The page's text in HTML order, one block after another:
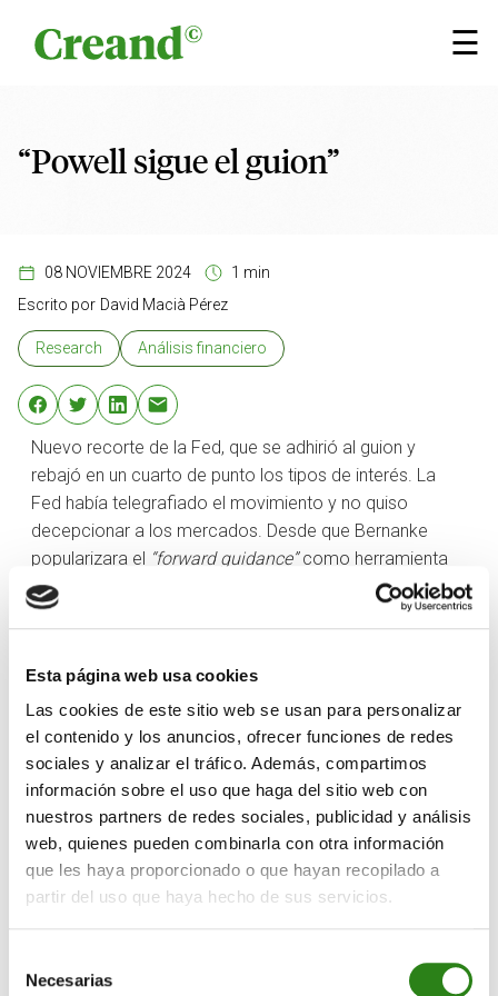
Esta página web usa cookies
Las cookies de este sitio web se usan para personalizar
el contenido y los anuncios, ofrecer funciones de redes
sociales y analizar el tráfico. Además, compartimos
información sobre el uso que haga del sitio web con
nuestros partners de redes sociales, publicidad y análisis
web, quienes pueden combinarla con otra información
que les haya proporcionado o que hayan recopilado a
partir del uso que haya hecho de sus servicios.
Necesarias
☰
×
“Powell sigue el guion”
08 NOVIEMBRE 2024
1 min
Escrito por David Macià Pérez
Research Análisis financiero
Nuevo recorte de la Fed, que se adhirió al guion y
rebajó en un cuarto de punto los tipos de interés. La
Fed había telegrafiado el movimiento y no quiso
decepcionar a los mercados. Desde que Bernanke
popularizara el “forward guidance”como herramienta
de política monetaria, los bancos centrales hacen uso
exhaustivo de la misma, y Powell no quiso restarse
recortes de tipos sigan el ritmo previsto por el
americana sigue extraordinariamente sólida, y los
recortes impositivos que promete Trump deberían si no
acelerar, como mínimo apuntalar el crecimiento actual.
Además, la agenda del republicano es netamente
inflacionista. Así pues, Powell deberá sopesar muy bien
si sigue recortando el tipo de interés de referencia, lo
que, en caso de suceder, creemos que tiene poco
El otro tema candente ayer era la convivencia con